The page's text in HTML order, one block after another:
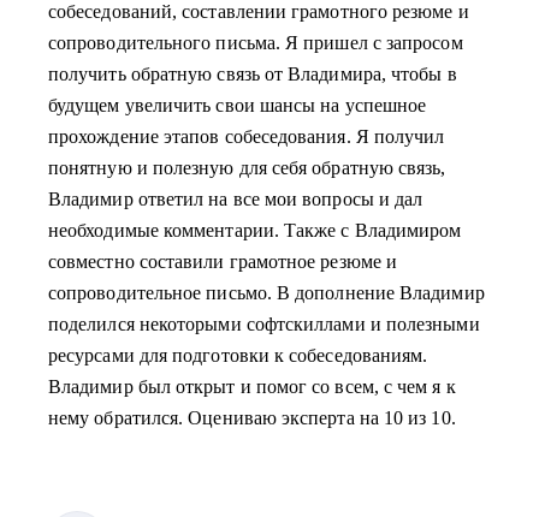
собеседований, составлении грамотного резюме и
сопроводительного письма. Я пришел с запросом
получить обратную связь от Владимира, чтобы в
будущем увеличить свои шансы на успешное
прохождение этапов собеседования. Я получил
понятную и полезную для себя обратную связь,
Владимир ответил на все мои вопросы и дал
необходимые комментарии. Также с Владимиром
совместно составили грамотное резюме и
сопроводительное письмо. В дополнение Владимир
поделился некоторыми софтскиллами и полезными
ресурсами для подготовки к собеседованиям.
Владимир был открыт и помог со всем, с чем я к
нему обратился. Оцениваю эксперта на 10 из 10.